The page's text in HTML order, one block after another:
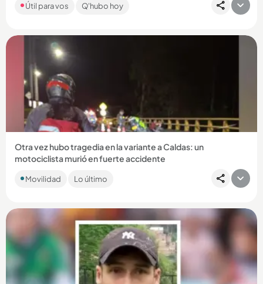
Sandiego tendrá actividades gratuitas en agosto con motivo
Útil para vos Q'hubo hoy
Otra vez hubo tragedia en la variante a Caldas: un
motociclista murió en fuerte accidente
colisionado con otro vehículo en jurisdicción de La Estrella. ...
Movilidad Lo último
Compartir Noticia